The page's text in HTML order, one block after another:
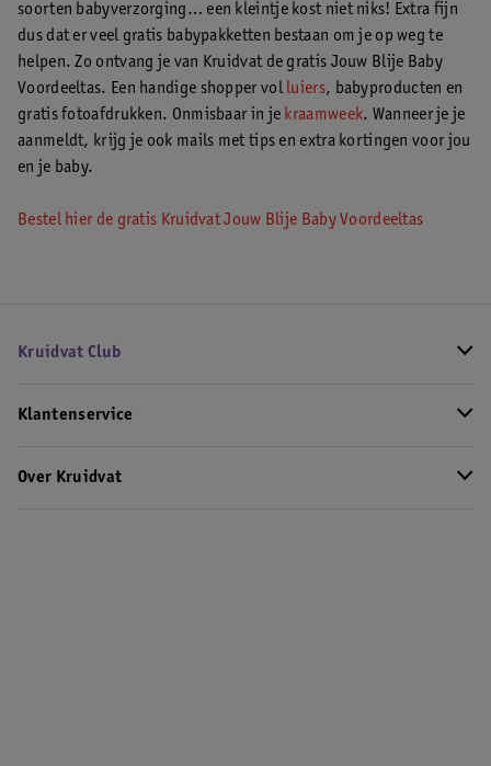
soorten babyverzorging… een kleintje kost niet niks! Extra fijn
dus dat er veel gratis babypakketten bestaan om je op weg te
helpen. Zo ontvang je van Kruidvat de gratis Jouw Blije Baby
Voordeeltas. Een handige shopper volluiers, babyproducten en
gratis fotoafdrukken. Onmisbaar in je kraamweek. Wanneer je je
aanmeldt, krijg je ook mails met tips en extra kortingen voor jou
en je baby.
Bestel hier de gratis Kruidvat Jouw Blije Baby Voordeeltas
Kruidvat Club
Klantenservice
Over Kruidvat